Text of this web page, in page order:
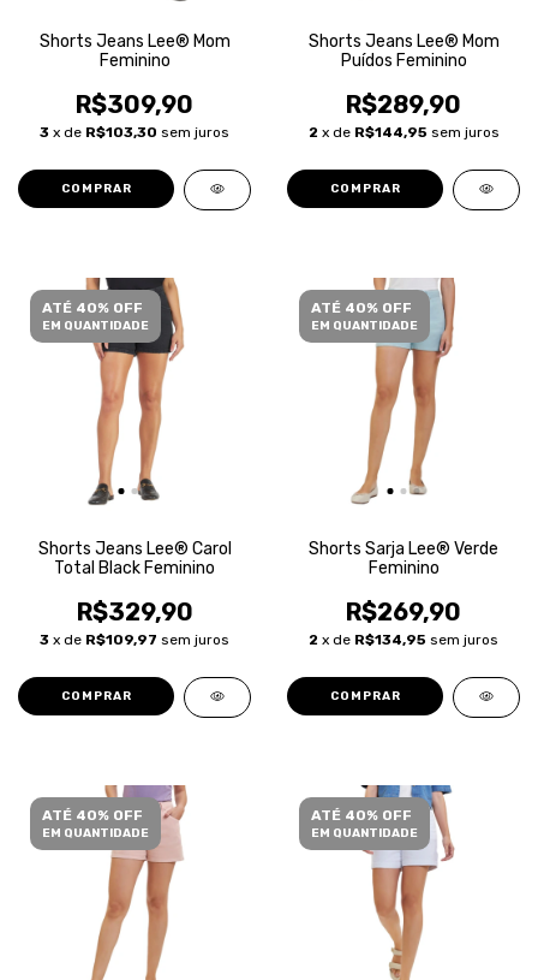
Shorts Jeans Lee® Mom
Feminino
R$309,90
3 x de R$103,30 sem juros
COMPRAR
Shorts Jeans Lee® Mom
Puídos Feminino
R$289,90
2 x de R$144,95 sem juros
COMPRAR
ATÉ 40% OFF
EM QUANTIDADE
Shorts Jeans Lee® Carol
Total Black Feminino
R$329,90
3 x de R$109,97 sem juros
COMPRAR
ATÉ 40% OFF
EM QUANTIDADE
Shorts Sarja Lee® Verde
Feminino
R$269,90
2 x de R$134,95 sem juros
COMPRAR
ATÉ 40% OFF
EM QUANTIDADE
ATÉ 40% OFF
EM QUANTIDADE